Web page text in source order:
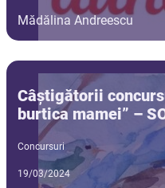
Mădălina Andreescu
Câștigătorii
burtica mamei” –
Concursuri
19/03/2024